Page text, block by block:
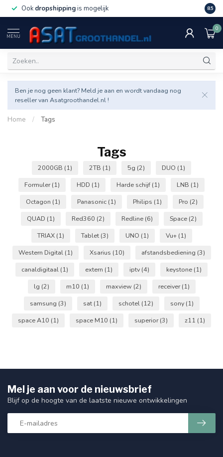
Ook dropshippingis mogelijk Veel
8.5
MENU
0
Ben je nog geen klant? Meld je aan en wordt vandaag nog
reseller van Asatgroothandel.nl !
Home / Tags
Tags
2000GB (1) 2TB (1) 5g (2) DUO (1)
Formuler(1) HDD (1) Harde schijf (1) LNB (1)
Octagon (1) Panasonic (1) Philips (1) Pro (2)
QUAD (1) Red360 (2) Redline (6) Space (2)
TRIAX (1) Tablet (3) UNO (1) Vu+ (1)
Western Digital (1) Xsarius (10) afstandsbediening (3)
canaldigitaal (1) extern (1) iptv (4) keystone (1)
lg (2) m10 (1) maxview (2) receiver(1)
samsung (3) sat (1) schotel (12) sony (1)
space A10 (1) space M10 (1) superior(3) z11 (1)
Mel je aan voor de nieuwsbrief
Blijf op de hoogte van de laatste nieuwe ontwikkelingen